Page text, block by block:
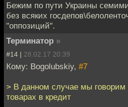
Бежим по пути Украины
без всяких
"оппозиций".
Терминатор »
#14 | 28.02.17 20:39
Кому: Bogolubskiy, #7
> В данном случае мы
товарах в кредит